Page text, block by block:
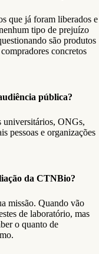
que já foram liberados e
tipo de prejuízo
são produtos
concretos
pública?
universitários, ONGs,
pessoas e organizações
da CTNBio?
missão. Quando vão
de laboratório, mas
o quanto de